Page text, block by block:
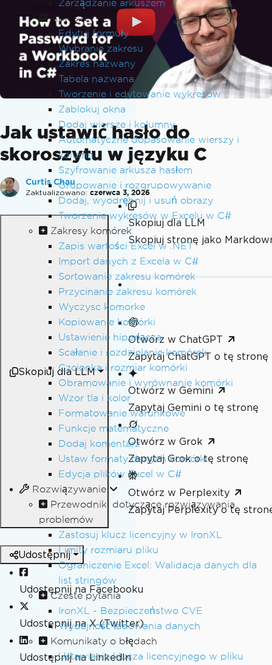
Zarządzanie arkuszem
Arkusze
Edytuj formuły
Wybranie zakresu
Zakres nazwany
Tabela nazwana
Tworzenie i edytowanie wykresów
Zablokuj okna
Dodaj wiersze i kolumny
Automatyczne dopasowanie wierszy i
kolumn
Szyfrowanie arkusza hasłem
Grupowanie i rozgrupowywanie
Dodaj, wyodrębnij i usuń obrazy
Tworzenie wykresów w Excelu w C#
Zakresy komórek
Zapis wartości Excel w .NET
Import danych z Excela w C#
Sortowanie zakresu komórek
Przycinanie zakresu komórek
Wyczysc komorke
Kopiowanie komórki
Ustawienie hiperłącza
Scałanie i rozdzielanie komórek
Czcionka i rozmiar komórki
Obramowanie i wyrównanie komórki
Wzor tla i kolor
Formatowanie warunkowe
Funkcje matematyczne
Dodaj komentarz
Ustaw formaty danych komórki
Edycja plików Excel w C#
Rozwiązywanie
Przewodniki dotyczące rozwiązywania
problemów
Zastosuj klucz licencyjny w IronXL
Limity rozmiaru pliku
Ograniczenie Excel: Walidacja danych dla
list stringów
Czeste pytania
IronXL - Bezpieczeństwo CVE
Wydajność ładowania danych
Komunikaty o błędach
Ustawianie klucza licencyjnego w pliku
Jak ustawić hasło do
skoroszytu w języku C
Curtis Chau
Zaktualizowano: czerwca 3, 2026
Skopiuj dla LLM
Skopiuj dla LLM
Skopiuj stronę jako
Otwórz w ChatGPT
Zapytaj ChatGPT o tę stronę
Otwórz w Gemini
Zapytaj Gemini o tę stronę
Otwórz w Grok
Zapytaj Grok o tę stronę
Otwórz w Perplexity
Zapytaj Perplexity o tę
Udostępnij
Udostępnij na Facebooku
Udostępnij na X (Twitter)
Udostępnij na LinkedIn